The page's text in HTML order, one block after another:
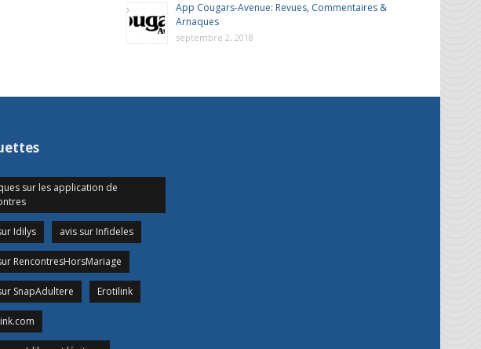
App Cougars-Avenue: Revues, Commentaires &
Arnaques
septembre 2, 2018
sur les application de
Idilys avis sur Infideles
RencontresHorsMariage
SnapAdultere Erotilink